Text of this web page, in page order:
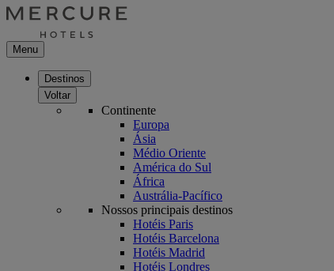
Menu
Destinos
Voltar
Continente
Europa
Ásia
Médio Oriente
América do Sul
África
Austrália-Pacífico
Nossos principais destinos
Hotéis Paris
Hotéis Barcelona
Hotéis Madrid
Hotéis Londres